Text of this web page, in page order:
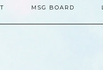
MSG BOARD